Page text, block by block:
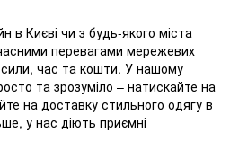
в Києві чи з будь-якого міста
перевагами мережевих
сили, час та кошти. У нашому
та зрозуміло – натискайте на
на доставку стильного одягу в
у нас діють приємні